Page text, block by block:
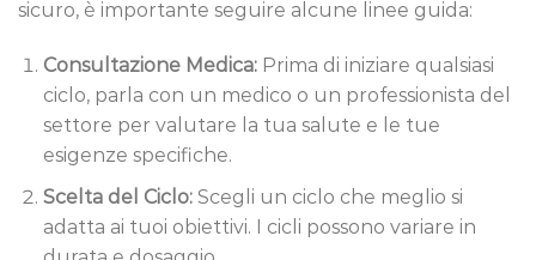
sicuro, è importante seguire alcune linee guida:
Consultazione Medica:Prima di iniziare qualsiasi
ciclo, parla con un medico o un professionista del
settore per valutare la tua salute e le tue
esigenze specifiche.
Scelta del Ciclo:Scegli un ciclo che meglio si
adatta ai tuoi obiettivi. I cicli possono variare in